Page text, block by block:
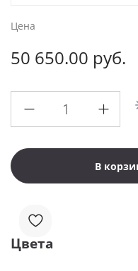
Цена
50 650.00 руб.
В
Цвета